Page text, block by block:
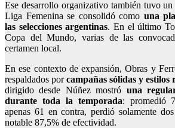
Ese desarrollo organizativo también tuvo
Liga Femenina se consolidó como una
las selecciones argentinas. En el último
Copa del Mundo, varias de las
certamen local.
En ese contexto de expansión, Obras y
respaldados porcampañas sólidas y estilos
dirigido desde Núñez mostró una
durante toda la temporada: promedió
apenas 61 en contra, perdió solamente
notable 87,5% de efectividad.